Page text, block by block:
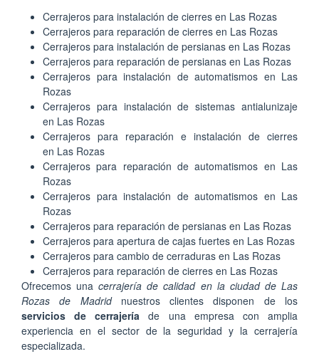
Cerrajeros para instalación de cierres en Las Rozas
Cerrajeros para reparación de cierres en Las Rozas
Cerrajeros para instalación de persianas en Las Rozas
Cerrajeros para reparación de persianas en Las Rozas
Cerrajeros para instalación de automatismos en Las
Rozas
Cerrajeros para instalación de sistemas antialunizaje
en Las Rozas
Cerrajeros para reparación e instalación de cierres
en Las Rozas
Cerrajeros para reparación de automatismos en Las
Rozas
Cerrajeros para instalación de automatismos en Las
Rozas
Cerrajeros para reparación de persianas en Las Rozas
Cerrajeros para apertura de cajas fuertes en Las Rozas
Cerrajeros para cambio de cerraduras en Las Rozas
Cerrajeros para reparación de cierres en Las Rozas
Ofrecemos unacerrajería de calidad en la ciudad de Las
Rozas de Madridnuestros clientes disponen de los
servicios de cerrajería de una empresa con amplia
experiencia en el sector de la seguridad y la cerrajería
especializada.